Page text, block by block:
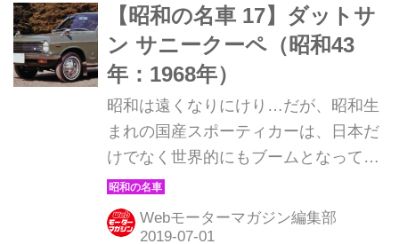
年）7月発売 1968年（昭和43年）7
月、ファミリア1000／1200のシリー
ズにロータリーエンジン（以下、RE）
を搭載したクーペが追加された。前年
の1967年秋の東京モーターショーに出
品された試作モデル「RX85」を市販
化したもので、ファミリア ロータリー
クーペと名づ...
【昭和の名車 17】ダットサ
ン サニークーペ（昭和43
年：1968年）
昭和は遠くなりにけり…だが、昭和生
まれの国産スポーティカーは、日本だ
けでなく世界的にもブームとなってい
る。そんな昭和の名車たちを時系列で
紹介していこう。1968年発売のダット
サン サニークーペ。
Webモーターマガジン編集部